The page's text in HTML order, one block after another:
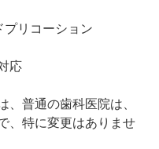
プリコーション
応
、普通の歯科医院は、
、特に変更はありませ